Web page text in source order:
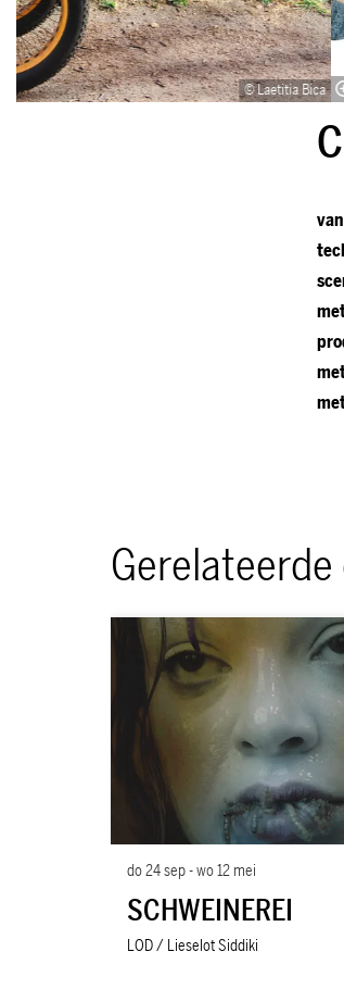
© Laetitia Bica
SCHWEINEREI
LOD / Lieselot Siddiki
do 24 sep-wo 12 mei